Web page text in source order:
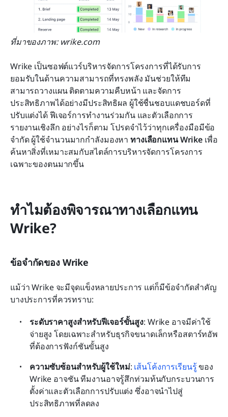
ที่มาของภาพ: wrike.com
Wrike เป็นซอฟต์แวร์บริหารจัดการโครงการที่ได้รับการ
ยอมรับในด้านความสามารถที่ทรงพลัง มันช่วยให้ทีม
สามารถวางแผน ติดตามความคืบหน้า และจัดการ
ประสิทธิภาพได้อย่างมีประสิทธิผล ผู้ใช้ชื่นชอบแดชบอร์ดที่
ปรับแต่งได้ ฟีเจอร์การทำงานร่วมกัน และตัวเลือกการ
รายงานเชิงลึก อย่างไรก็ตาม โปรดจำไว้ว่าทุกเครื่องมือมีข้อ
จำกัด ผู้ใช้จำนวนมากกำลังมองหา ทางเลือกแทน Wrike เพื่อ
ค้นหาสิ่งที่เหมาะสมกับสไตล์การบริหารจัดการโครงการ
เฉพาะของตนมากขึ้น
ทำไมต้องพิจารณาทางเลือกแทน
Wrike?
ข้อจำกัดของ Wrike
แม้ว่า Wrike จะมีจุดแข็งหลายประการ แต่ก็มีข้อจำกัดสำคัญ
บางประการที่ควรทราบ:
ระดับราคาสูงสำหรับฟีเจอร์ขั้นสูง: Wrike อาจมีค่าใช้
จ่ายสูง โดยเฉพาะสำหรับธุรกิจขนาดเล็กหรือสตาร์ทอัพ
ที่ต้องการฟังก์ชันขั้นสูง
ความซับซ้อนสำหรับผู้ใช้ใหม่: เส้นโค้งการเรียนรู้ ของ
Wrike อาจชัน ทีมงานอาจรู้สึกท่วมท้นกับกระบวนการ
ตั้งค่าและตัวเลือกการปรับแต่ง ซึ่งอาจนำไปสู่
ประสิทธิภาพที่ลดลง